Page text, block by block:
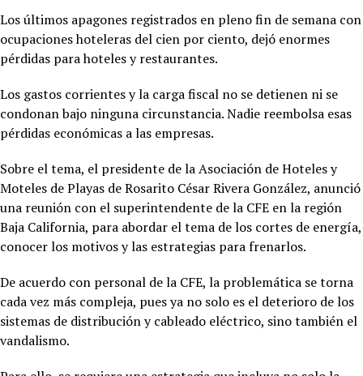
Los últimos apagones registrados en pleno fin de semana con
ocupaciones hoteleras del cien por ciento, dejó enormes
pérdidas para hoteles y restaurantes.
Los gastos corrientes y la carga fiscal no se detienen ni se
condonan bajo ninguna circunstancia. Nadie reembolsa esas
pérdidas económicas a las empresas.
Sobre el tema, el presidente de la Asociación de Hoteles y
Moteles de Playas de Rosarito César Rivera González, anunció
una reunión con el superintendente de la CFE en la región
Baja California, para abordar el tema de los cortes de energía,
conocer los motivos y las estrategias para frenarlos.
De acuerdo con personal de la CFE, la problemática se torna
cada vez más compleja, pues ya no solo es el deterioro de los
sistemas de distribución y cableado eléctrico, sino también el
vandalismo.